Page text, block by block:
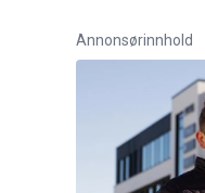
Annonsørinnhold